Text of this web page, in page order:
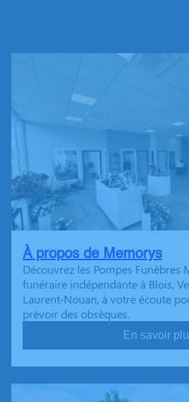
À propos de Memorys
Découvrez les Pompes Funèbres
funéraire indépendante à Blois,
Laurent-Nouan, à votre écoute
prévoir des obsèques.
En savoir